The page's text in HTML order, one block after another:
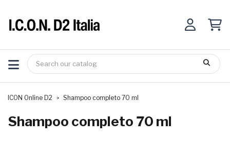
ICON Online D2 Shampoo completo 70 ml
Shampoo completo 70 ml